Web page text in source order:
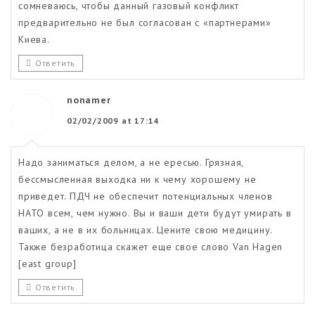
сомневаюсь, чтобы данный газовый конфликт
предварительно не был согласован с «партнерами»
Киева.
Ответить
nonamer
02/02/2009 at 17:14
Надо заниматься делом, а не ересью. Грязная,
бессмысленная выходка ни к чему хорошему не
приведет. ПДЧ не обеспечит потенциальных членов
НАТО всем, чем нужно. Вы и ваши дети будут умирать в
ваших, а не в их больницах. Цените свою медицину.
Также безработица скажет еще свое слово Van Hagen
[east group]
Ответить